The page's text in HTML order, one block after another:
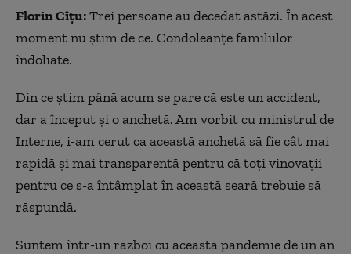
Florin Cîțu:Trei persoane au decedat astăzi. În acest
moment nu știm de ce. Condoleanțe familiilor
îndoliate.
Din ce știm până acum se pare că este un accident,
dar a început și o anchetă. Am vorbit cu ministrul de
Interne, i-am cerut ca această anchetă să fie cât mai
rapidă și mai transparentă pentru că toți vinovații
pentru ce s-a întâmplat în această seară trebuie să
răspundă.
Suntem într-un război cu această pandemie de un an